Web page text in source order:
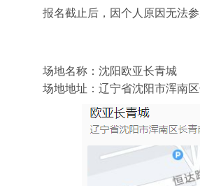
报名截止后，因个人原因无法
场地名称： 沈阳欧亚长青城
场地地址： 辽宁省沈阳市浑南